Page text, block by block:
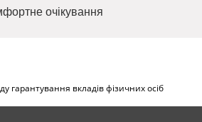
очікування
гарантування вкладів фізичних осіб